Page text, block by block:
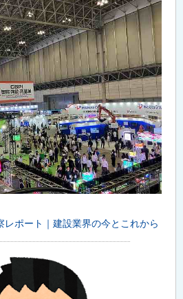
レポート｜建設業界の今とこれから